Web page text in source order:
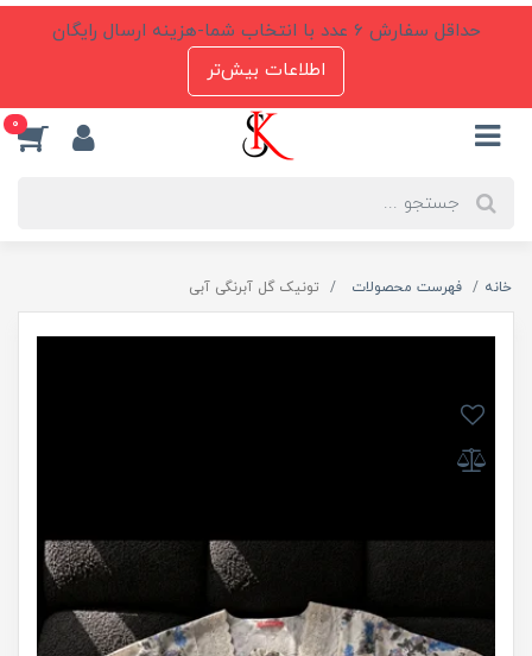
حداقل سفارش 6 عدد با انتخاب شما-هزینه ارسال رایگان
اطلاعات بیش‌تر
0
خانه فهرست محصولات تونیک گل آبرنگی آبی